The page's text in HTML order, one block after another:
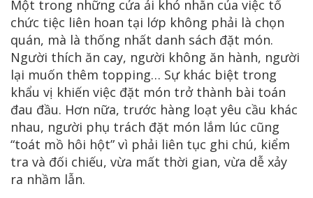
Một trong những cửa ải khó nhằn của việc tổ
chức tiệc liên hoan tại lớp không phải là chọn
quán, mà là thống nhất danh sách đặt món.
Người thích ăn cay, người không ăn hành, người
lại muốn thêm topping… Sự khác biệt trong
khẩu vị khiến việc đặt món trở thành bài toán
đau đầu. Hơn nữa, trước hàng loạt yêu cầu khác
nhau, người phụ trách đặt món lắm lúc cũng
“toát mồ hôi hột” vì phải liên tục ghi chú, kiểm
tra và đối chiếu, vừa mất thời gian, vừa dễ xảy
ra nhầm lẫn.